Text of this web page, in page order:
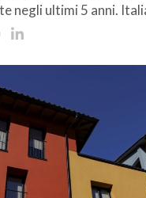
negli ultimi 5 anni.